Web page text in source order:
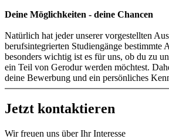
Deine Möglichkeiten - deine Chancen
Natürlich hat jeder unserer vorgestellten
berufsintegrierten Studiengänge bestimmte
besonders wichtig ist es für uns, ob du zu
ein Teil von Gerodur werden möchtest.
deine Bewerbung und ein persönliches
Jetzt kontaktieren
Wir freuen uns über Ihr Interesse